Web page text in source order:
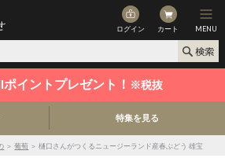
ログイン カート MENU
イントプレゼント！ ※税抜
特集を見る
＞葡萄 ＞ 樋口さんがつくるニュージーランド産春ぶどう 雄宝